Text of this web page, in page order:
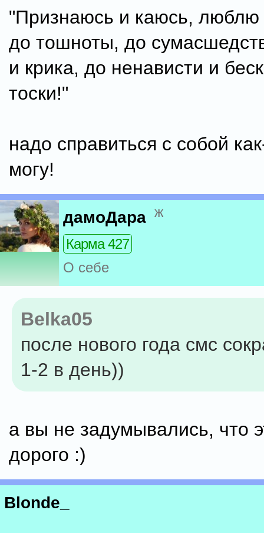
"Признаюсь и каюсь, люблю
до тошноты, до
и крика, до ненависти и
тоски!"
надо справиться с собой
могу!
дамоДара ж
Карма 427
О себе
Belka05
после нового года смс
1-2 в день))
а вы не задумывались, что
дорого :)
Blonde_